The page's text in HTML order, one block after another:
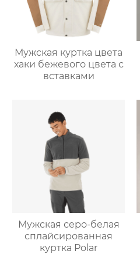
Мужская куртка цвета
хаки бежевого цвета с
вставками
Мужская серо-белая
сплайсированная
куртка Polar